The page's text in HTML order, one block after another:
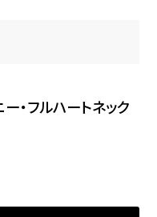
・フルハートネック